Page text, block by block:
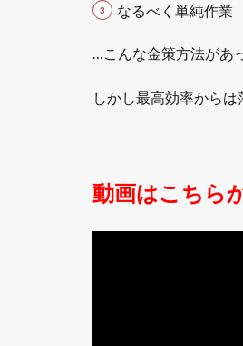
なるべく単純作業
…こんな金策方法が
しかし最高効率から
動画はこちら